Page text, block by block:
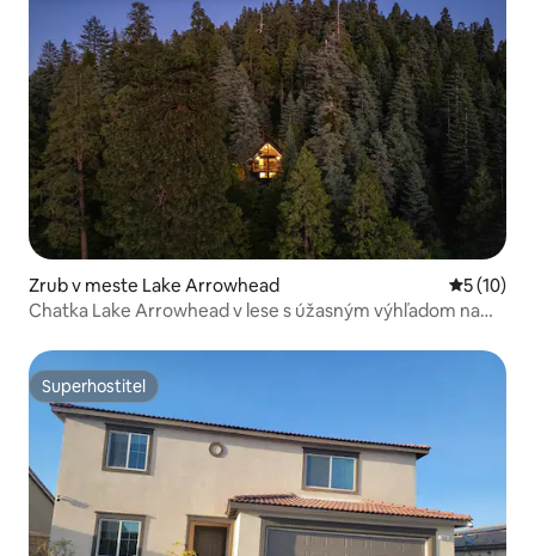
Zrub v meste Lake Arrowhead
5 (10)
Chatka Lake Arrowhead v lese s úžasným výhľadom na
Superhostiteľ
Superhostiteľ